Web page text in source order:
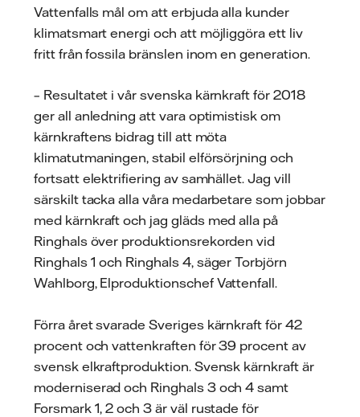
Vattenfalls mål om att erbjuda alla kunder
klimatsmart energi och att möjliggöra ett liv
fritt från fossila bränslen inom en generation.
– Resultatet i vår svenska kärnkraft för 2018
ger all anledning att vara optimistisk om
kärnkraftens bidrag till att möta
klimatutmaningen, stabil elförsörjning och
fortsatt elektrifiering av samhället. Jag vill
särskilt tacka alla våra medarbetare som jobbar
med kärnkraft och jag gläds med alla på
Ringhals över produktionsrekorden vid
Ringhals 1 och Ringhals 4, säger Torbjörn
Wahlborg, Elproduktionschef Vattenfall.
Förra året svarade Sveriges kärnkraft för 42
procent och vattenkraften för 39 procent av
svensk elkraftproduktion. Svensk kärnkraft är
moderniserad och Ringhals 3 och 4 samt
Forsmark 1, 2 och 3 är väl rustade för